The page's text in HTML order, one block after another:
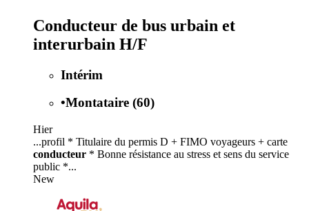
Conducteur de bus urbain et
interurbain H/F
Intérim
•Montataire (60)
Hier
...profil * Titulaire du permis D + FIMO voyageurs + carte
conducteur * Bonne résistance au stress et sens du service
public *...
New